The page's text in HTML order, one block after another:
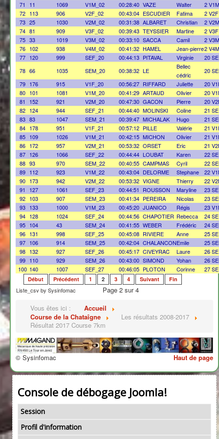
71
11 1069 V1M_02 00:28:40 VAZE Walter
2 V1M
72 113 906 V2F_02 00:43:04 ESCUDIER Fatima
2 V2F
73 25 1030 V2M_02 00:31:38 ALBARET Christian
2 V2M
74 81 909 V3F_02 00:39:43 TEYSSIER Martine
2 V3F
75 33 1019 V3M_02 00:33:10 SACCA Camil
2 V3M
76 102 938 V4M_02 00:41:32 HAMEL Jean-pierre2 V4M
77 120 999 SEF_20 00:44:13 PITAVAL Virginie
20
78 66 1035 SEM_20 00:38:32 LE
Bellec
cédric
20
79 176 915 V1F_20 00:56:27 RIFFARD Juliette
20
80 101 1081 V1M_20 00:41:29 ARTAUD Olivier
20
81
152 921 V2M_20 00:47:30 GACON Pierre
20
82 124 944 SEF_21 00:44:40 MOLINSKI Coline
21
83 83 1047 SEM_21 00:39:47 MICHALAK Hugo
21
84 178 951 V1F_21 00:57:12 PILLE Valérie
21
85 109 1026 V1M_21 00:42:15 MICHON Olivier
21
86 172 957 V2M_21 00:53:32 ORSET Eric
21
87 126 1066 SEF_22 00:44:44 LOUBAT Karen
22
88 93 970 SEM_22 00:40:55 CAMPMAS Cyril
22
89 112 923 V1M_22 00:43:04 DELORME Stephane
22
90 173 942 V2M_22 00:53:32 VIGNE Thierry
22
91
127 1061 SEF_23 00:44:51 ROUSSON Maryline
23
92 103 907 SEM_23 00:41:34 PEREIRA Nicolas
23
93 133 1000 V1M_23 00:45:20 JUANICO Régis
23
94 128 1024 SEF_24 00:44:56 CHAPOTIER Rebecca
24
95 104 43 SEM_24 00:41:55 WEBER Frédéric
24
96 131 998 SEF_25 00:45:08 RIVIERE Anne
25
97 106 914 SEM_25 00:42:04 CHALANCONEmile
25
98 132 927 SEF_26 00:45:17 CIVEYRAC Laure
26
99 110 929 SEM_26 00:43:00 SIMOND Yohan
26
100 140 1007 SEF_27 00:46:05 PLOTON Corinne 27
Début Précédent 1 2 3 4 Suivant Fin
Liste_csv by Sysinfomac
Page 2 sur 4
Vous êtes ici :
Accueil
Course de la Chataîgne
Les résultats 2008-2017
Résultat 2017 Course 7km
Haut de page
© Sysinfomac
Console de débogage Joomla!
Session
Profil d'information